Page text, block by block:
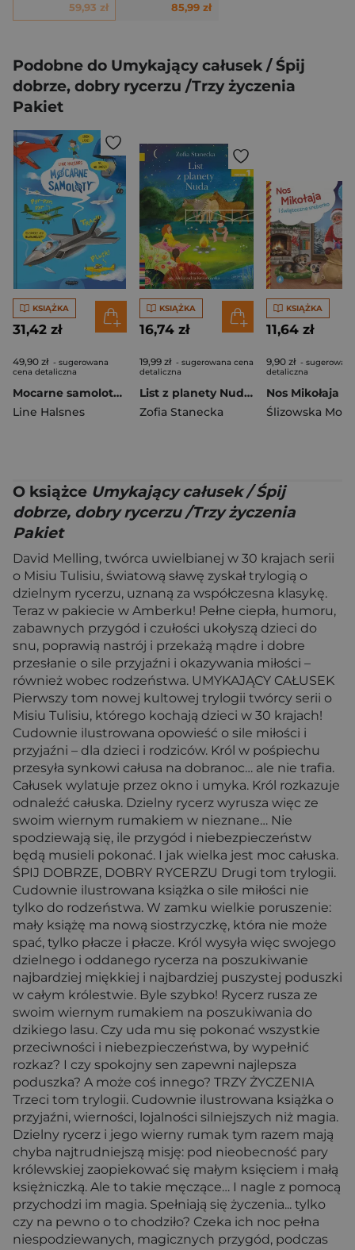
59,93 zł 85,99 zł
Podobne do Umykający całusek / Śpij
dobrze, dobry rycerzu /Trzy życzenia
Pakiet
KSIĄŻKA
31,42 zł
49,90 zł - sugerowana
cena detaliczna
Mocarne samoloty. Ale to wielkie!
Line Halsnes
KSIĄŻKA
16,74 zł
19,99 zł - sugerowana cena
detaliczna
List z planety Nuda. Czytam sobie. Poziom 1
Zofia Stanecka
KSIĄŻKA
11,64 zł
9,90 zł -
detaliczna
Ślizowska
O książce Umykający całusek / Śpij
dobrze, dobry rycerzu /Trzy życzenia
Pakiet
David Melling, twórca uwielbianej w 30 krajach serii
o Misiu Tulisiu, światową sławę zyskał trylogią o
dzielnym rycerzu, uznaną za współczesna klasykę.
Teraz w pakiecie w Amberku! Pełne ciepła, humoru,
zabawnych przygód i czułości ukołyszą dzieci do
snu, poprawią nastrój i przekażą mądre i dobre
przesłanie o sile przyjaźni i okazywania miłości –
również wobec rodzeństwa. UMYKAJĄCY CAŁUSEK
Pierwszy tom nowej kultowej trylogii twórcy serii o
Misiu Tulisiu, którego kochają dzieci w 30 krajach!
Cudownie ilustrowana opowieść o sile miłości i
przyjaźni – dla dzieci i rodziców. Król w pośpiechu
przesyła synkowi całusa na dobranoc… ale nie trafia.
Całusek wylatuje przez okno i umyka. Król rozkazuje
odnaleźć całuska. Dzielny rycerz wyrusza więc ze
swoim wiernym rumakiem w nieznane… Nie
spodziewają się, ile przygód i niebezpieczeństw
będą musieli pokonać. I jak wielka jest moc całuska.
ŚPIJ DOBRZE, DOBRY RYCERZU Drugi tom trylogii.
Cudownie ilustrowana książka o sile miłości nie
tylko do rodzeństwa. W zamku wielkie poruszenie:
mały książę ma nową siostrzyczkę, która nie może
spać, tylko płacze i płacze. Król wysyła więc swojego
dzielnego i oddanego rycerza na poszukiwanie
najbardziej miękkiej i najbardziej puszystej poduszki
w całym królestwie. Byle szybko! Rycerz rusza ze
swoim wiernym rumakiem na poszukiwania do
dzikiego lasu. Czy uda mu się pokonać wszystkie
przeciwności i niebezpieczeństwa, by wypełnić
rozkaz? I czy spokojny sen zapewni najlepsza
poduszka? A może coś innego? TRZY ŻYCZENIA
Trzeci tom trylogii. Cudownie ilustrowana książka o
przyjaźni, wierności, lojalności silniejszych niż magia.
Dzielny rycerz i jego wierny rumak tym razem mają
chyba najtrudniejszą misję: pod nieobecność pary
królewskiej zaopiekować się małym księciem i małą
księżniczką. Ale to takie męczące… I nagle z pomocą
przychodzi im magia. Spełniają się życzenia... tylko
czy na pewno o to chodziło? Czeka ich noc pełna
niespodziewanych, magicznych przygód, podczas